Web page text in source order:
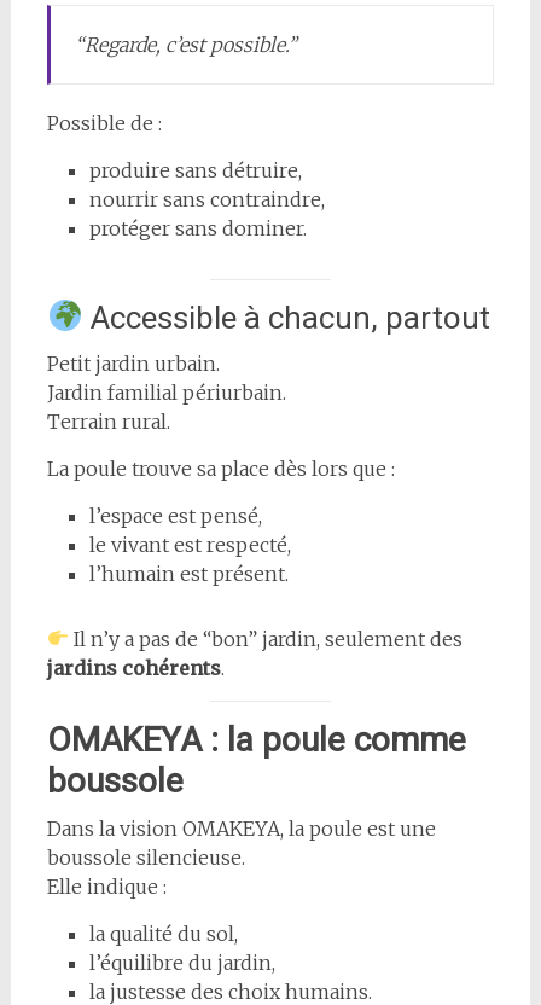
“Regarde, c’est possible.”
Possible de :
produire sans détruire,
nourrir sans contraindre,
protéger sans dominer.
Accessible à chacun, partout
Petit jardin urbain.
Jardin familial périurbain.
Terrain rural.
La poule trouve sa place dès lors que :
l’espace est pensé,
le vivant est respecté,
l’humain est présent.
Il n’y a pas de “bon” jardin, seulement des
jardins cohérents.
OMAKEYA : la poule comme
boussole
Dans la vision OMAKEYA, la poule est une
boussole silencieuse.
Elle indique :
la qualité du sol,
l’équilibre du jardin,
la justesse des choix humains.